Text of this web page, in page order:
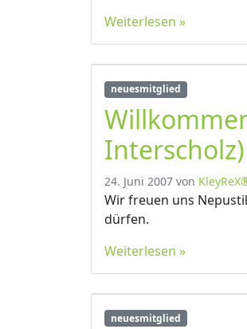
Weiterlesen »
neuesmitglied
24. Juni 2007 von
Wir freuen uns
dürfen.
Weiterlesen »
neuesmitglied